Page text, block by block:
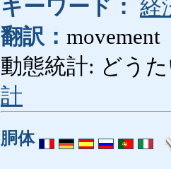
キーワード： 経
翻訳： movement
動態統計: どう
計
胴体